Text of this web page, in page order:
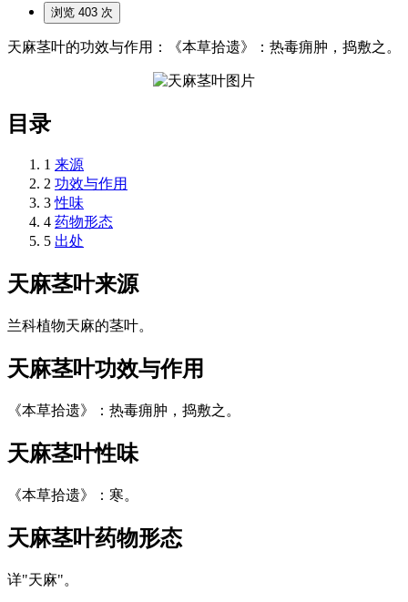
浏览 403 次
天麻茎叶的功效与作用：《本草拾遗》：热毒痈肿，捣敷之。
目录
1 来源
2 功效与作用
3 性味
4 药物形态
5 出处
天麻茎叶来源
兰科植物天麻的茎叶。
天麻茎叶功效与作用
《本草拾遗》：热毒痈肿，捣敷之。
天麻茎叶性味
《本草拾遗》：寒。
天麻茎叶药物形态
详"天麻"。